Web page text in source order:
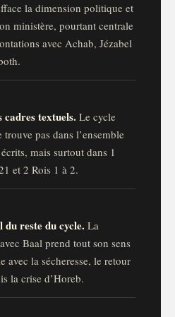
la dimension politique et
ministère, pourtant centrale
avec Achab, Jézabel
cadres textuels. Le cycle
pas dans l’ensemble
mais surtout dans 1
et 2 Rois 1 à 2.
reste du cycle. La
Baal prend tout son sens
avec la sécheresse, le retour
la crise d’Horeb.